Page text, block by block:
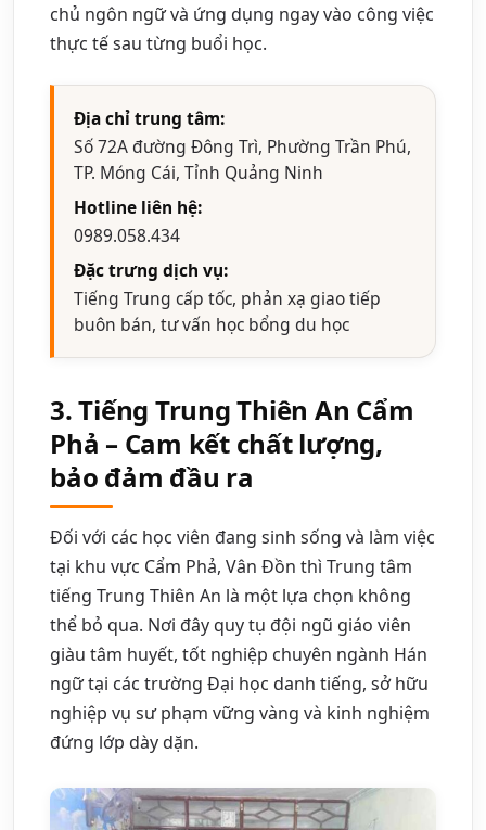
chủ ngôn ngữ và ứng dụng ngay vào công việc
thực tế sau từng buổi học.
Địa chỉ trung tâm:
Số 72A đường Đông Trì, Phường Trần Phú,
TP. Móng Cái, Tỉnh Quảng Ninh
Hotline liên hệ:
0989.058.434
Đặc trưng dịch vụ:
Tiếng Trung cấp tốc, phản xạ giao tiếp
buôn bán, tư vấn học bổng du học
3. Tiếng Trung Thiên An Cẩm
Phả – Cam kết chất lượng,
bảo đảm đầu ra
Đối với các học viên đang sinh sống và làm việc
tại khu vực Cẩm Phả, Vân Đồn thì Trung tâm
tiếng Trung Thiên An là một lựa chọn không
thể bỏ qua. Nơi đây quy tụ đội ngũ giáo viên
giàu tâm huyết, tốt nghiệp chuyên ngành Hán
ngữ tại các trường Đại học danh tiếng, sở hữu
nghiệp vụ sư phạm vững vàng và kinh nghiệm
đứng lớp dày dặn.